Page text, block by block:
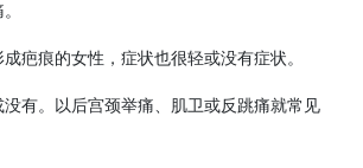
疤痕的女性，症状也很轻或没有症状。
有。以后宫颈举痛、肌卫或反跳痛就常见